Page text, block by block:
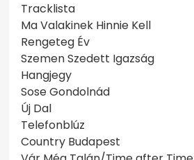
Tracklista
Ma Valakinek Hinnie Kell
Rengeteg Év
Szemen Szedett Igazság
Hangjegy
Sose Gondolnád
Új Dal
Telefonblúz
Country Budapest